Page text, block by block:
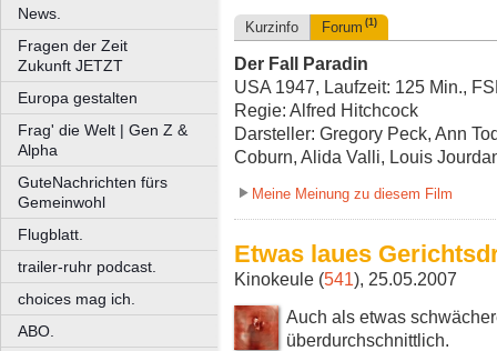
News.
Fragen der Zeit
Zukunft JETZT
Europa gestalten
Frag' die Welt | Gen Z &
Alpha
GuteNachrichten fürs
Gemeinwohl
Flugblatt.
trailer-ruhr podcast.
choices mag ich.
ABO.
Kurzinfo Forum (1)
Der Fall Paradin
USA 1947, Laufzeit: 125 Min.,
Regie: Alfred Hitchcock
Darsteller: Gregory Peck, Ann
Coburn, Alida Valli, Louis
Meine Meinung zu diesem Film
Etwas laues
Kinokeule (541), 25.05.2007
Auch als etwas
überdurchschnittlich.